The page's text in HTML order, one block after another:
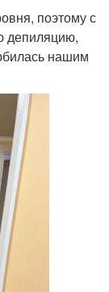
поэтому с
депиляцию,
нашим